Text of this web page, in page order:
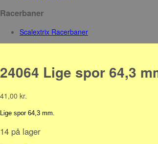
Racerbaner
Scalextrix Racerbaner
24064 Lige spor 64,3
41,00 kr.
Lige spor 64,3 mm.
14 på lager